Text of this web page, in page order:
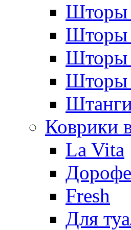
Шторы
Шторы
Шторы
Шторы
Коврики
La Vita
Fresh
Для